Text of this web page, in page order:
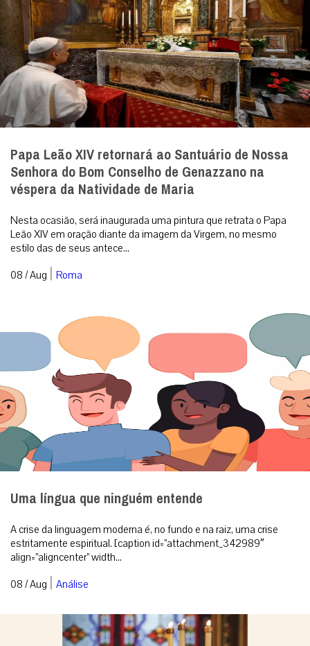
Papa Leão XIV retornará ao Santuário de Nossa
Senhora do Bom Conselho de Genazzano na
véspera da Natividade de Maria
Nesta ocasião, será inaugurada uma pintura que retrata o Papa
Leão XIV em oração diante da imagem da Virgem, no mesmo
estilo das de seus antece...
08 / Aug | Roma
Uma língua que ninguém entende
A crise da linguagem moderna é, no fundo e na raiz, uma crise
estritamente espiritual. [caption id=”attachment_342989″
align=”aligncenter” width...
08 / Aug | Análise